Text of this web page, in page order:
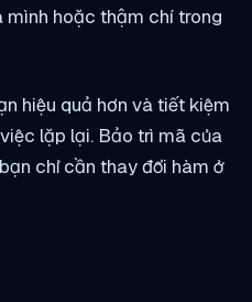
mình hoặc thậm chí trong
hiệu quả hơn và tiết kiệm
lặp lại. Bảo trì mã của
chỉ cần thay đổi hàm ở